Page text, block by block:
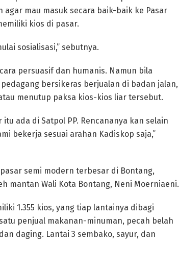
agar mau masuk secara baik-baik ke Pasar
kios di pasar.
sosialisasi,” sebutnya.
persuasif dan humanis. Namun bila
bersikeras berjualan di badan jalan,
menutup paksa kios-kios liar tersebut.
ada di Satpol PP. Rencananya kan selain
bekerja sesuai arahan Kadiskop saja,”
semi modern terbesar di Bontang,
mantan Wali Kota Bontang, Neni Moerniaeni.
1.355 kios, yang tiap lantainya dibagi
penjual makanan-minuman, pecah belah
daging. Lantai 3 sembako, sayur, dan